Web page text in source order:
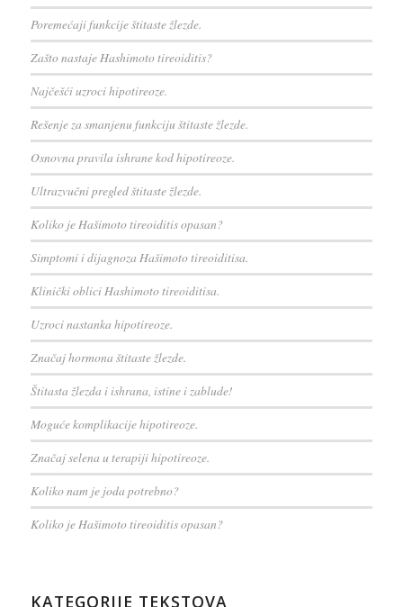
Poremećaji funkcije štitaste žlezde.
Zašto nastaje Hashimoto tireoiditis?
Najčešći uzroci hipotireoze.
Rešenje za smanjenu funkciju štitaste žlezde.
Osnovna pravila ishrane kod hipotireoze.
Ultrazvučni pregled štitaste žlezde.
Koliko je Hašimoto tireoiditis opasan?
Simptomi i dijagnoza Hašimoto tireoiditisa.
Klinički oblici Hashimoto tireoiditisa.
Uzroci nastanka hipotireoze.
Značaj hormona štitaste žlezde.
Štitasta žlezda i ishrana, istine i zablude!
Moguće komplikacije hipotireoze.
Značaj selena u terapiji hipotireoze.
Koliko nam je joda potrebno?
Koliko je Hašimoto tireoiditis opasan?
KATEGORIJE TEKSTOVA